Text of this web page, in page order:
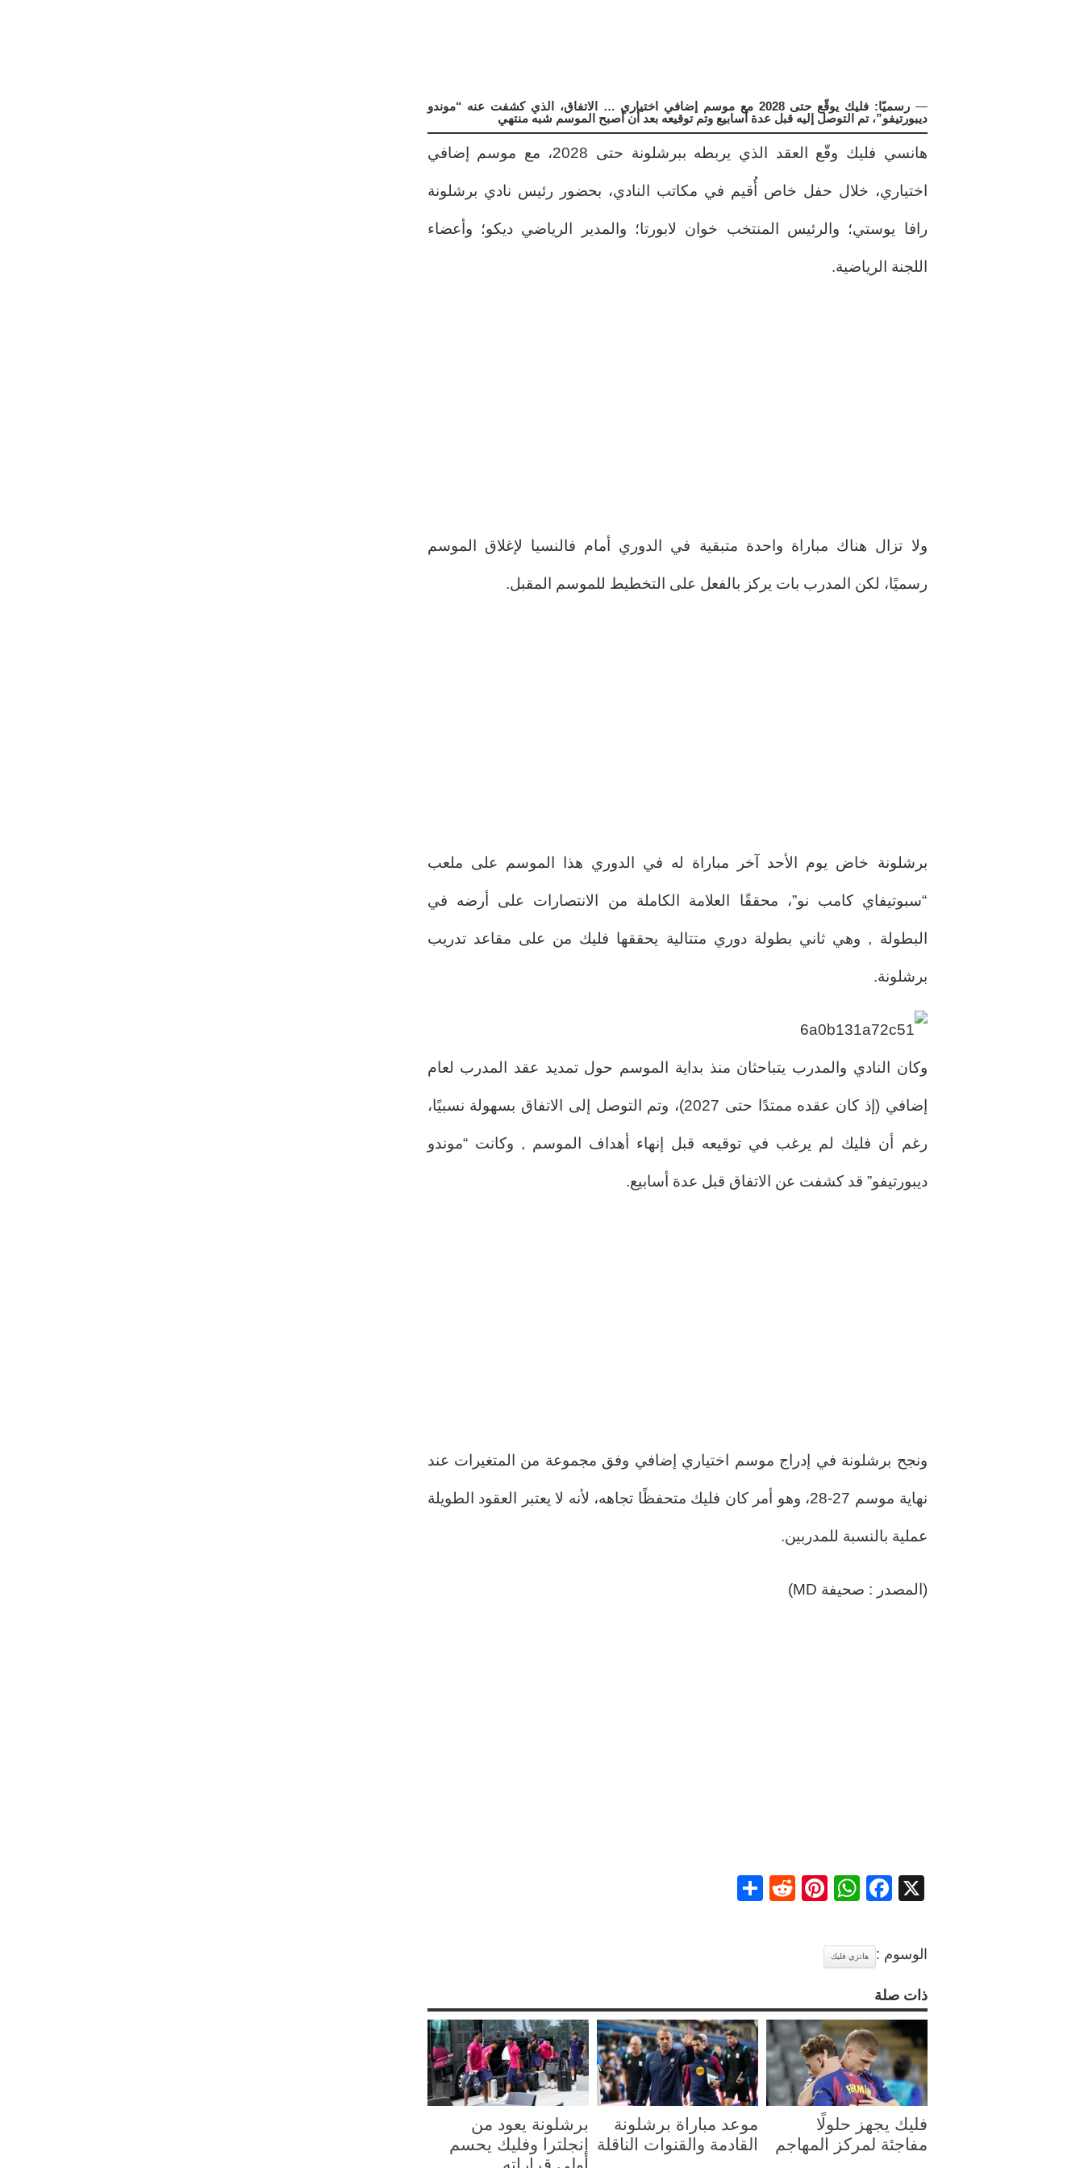
—
رسميًا: فليك يوقّع حتى 2028 مع موسم إضافي اختياري … الاتفاق، الذي كشفت عنه “موندو
ديبورتيفو”، تم التوصل إليه قبل عدة أسابيع وتم توقيعه بعد أن أصبح الموسم شبه منتهي
هانسي فليك وقّع العقد الذي يربطه ببرشلونة حتى 2028، مع موسم إضافي
اختياري، خلال حفل خاص أُقيم في مكاتب النادي، بحضور رئيس نادي برشلونة
رافا يوستي؛ والرئيس المنتخب خوان لابورتا؛ والمدير الرياضي ديكو؛ وأعضاء
اللجنة الرياضية.
ولا تزال هناك مباراة واحدة متبقية في الدوري أمام فالنسيا لإغلاق الموسم
رسميًا، لكن المدرب بات يركز بالفعل على التخطيط للموسم المقبل.
برشلونة خاض يوم الأحد آخر مباراة له في الدوري هذا الموسم على ملعب
“سبوتيفاي كامب نو”، محققًا العلامة الكاملة من الانتصارات على أرضه في
البطولة , وهي ثاني بطولة دوري متتالية يحققها فليك من على مقاعد تدريب
برشلونة.
وكان النادي والمدرب يتباحثان منذ بداية الموسم حول تمديد عقد المدرب لعام
إضافي (إذ كان عقده ممتدًا حتى 2027)، وتم التوصل إلى الاتفاق بسهولة نسبيًا،
رغم أن فليك لم يرغب في توقيعه قبل إنهاء أهداف الموسم , وكانت “موندو
ديبورتيفو” قد كشفت عن الاتفاق قبل عدة أسابيع.
ونجح برشلونة في إدراج موسم اختياري إضافي وفق مجموعة من المتغيرات عند
نهاية موسم 27-28، وهو أمر كان فليك متحفظًا تجاهه، لأنه لا يعتبر العقود الطويلة
عملية بالنسبة للمدربين.
(المصدر : صحيفة MD)
X
Facebook
WhatsApp
Pinterest
Reddit
الوسوم : هانزي فليك
ذات صلة
فليك يجهز حلولًا
مفاجئة لمركز المهاجم
موعد مباراة برشلونة
القادمة والقنوات الناقلة
برشلونة يعود من
إنجلترا وفليك يحسم
أولى قراراته